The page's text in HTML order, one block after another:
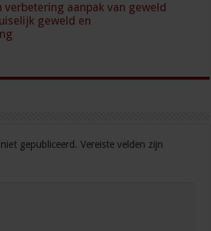
verbetering aanpak van geweld
geweld en
gepubliceerd. Vereiste velden zijn